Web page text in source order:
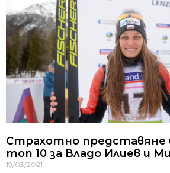
Страхотно представяне
топ 10 за Владо Илиев и
19/03/2021